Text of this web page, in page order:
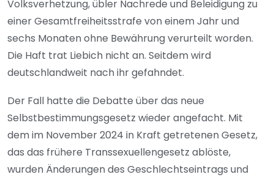
Volksverhetzung, übler Nachrede und Beleidigung zu
einer Gesamtfreiheitsstrafe von einem Jahr und
sechs Monaten ohne Bewährung verurteilt worden.
Die Haft trat Liebich nicht an. Seitdem wird
deutschlandweit nach ihr gefahndet.
Der Fall hatte die Debatte über das neue
Selbstbestimmungsgesetz wieder angefacht. Mit
dem im November 2024 in Kraft getretenen Gesetz,
das das frühere Transsexuellengesetz ablöste,
wurden Änderungen des Geschlechtseintrags und